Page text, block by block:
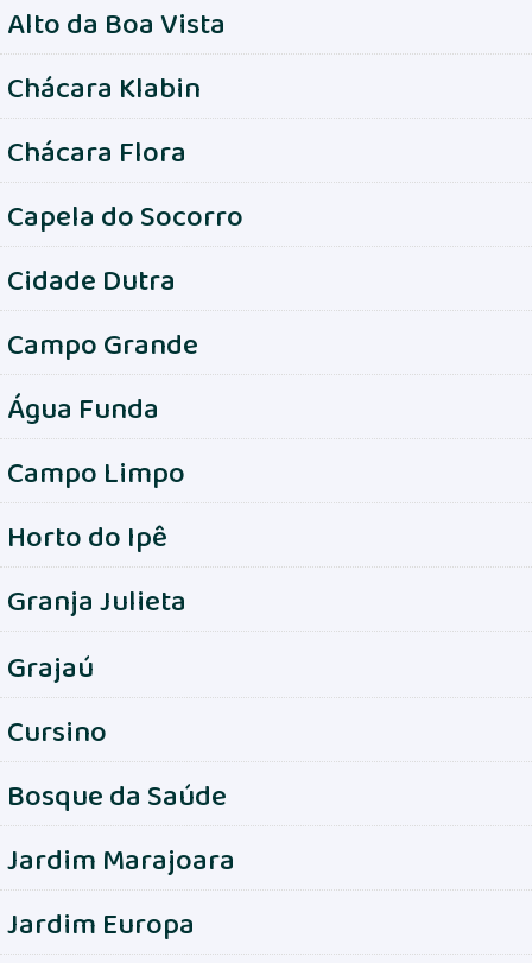
Alto da Boa Vista
Chácara Klabin
Chácara Flora
Capela do Socorro
Cidade Dutra
Campo Grande
Água Funda
Campo Limpo
Horto do Ipê
Granja Julieta
Grajaú
Cursino
Bosque da Saúde
Jardim Marajoara
Jardim Europa